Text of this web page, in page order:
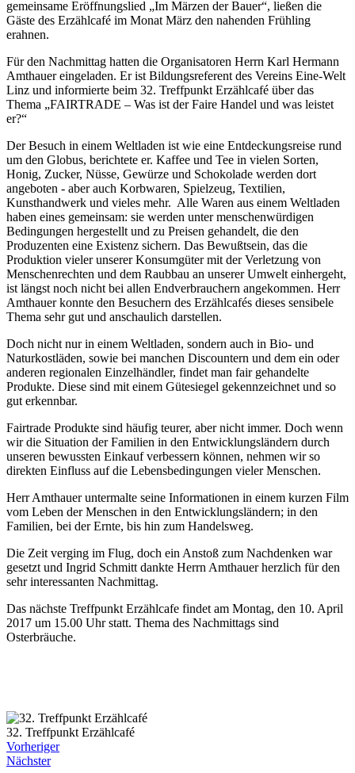
gemeinsame Eröffnungslied „Im Märzen der Bauer“, ließen die
Gäste des Erzählcafé im Monat März den nahenden Frühling
erahnen.
Für den Nachmittag hatten die Organisatoren Herrn Karl Hermann
Amthauer eingeladen. Er ist Bildungsreferent des Vereins Eine-Welt
Linz und informierte beim 32. Treffpunkt Erzählcafé über das
Thema „FAIRTRADE – Was ist der Faire Handel und was leistet
er?“
Der Besuch in einem Weltladen ist wie eine Entdeckungsreise rund
um den Globus, berichtete er. Kaffee und Tee in vielen Sorten,
Honig, Zucker, Nüsse, Gewürze und Schokolade werden dort
angeboten - aber auch Korbwaren, Spielzeug, Textilien,
Kunsthandwerk und vieles mehr. Alle Waren aus einem Weltladen
haben eines gemeinsam: sie werden unter menschenwürdigen
Bedingungen hergestellt und zu Preisen gehandelt, die den
Produzenten eine Existenz sichern. Das Bewußtsein, das die
Produktion vieler unserer Konsumgüter mit der Verletzung von
Menschenrechten und dem Raubbau an unserer Umwelt einhergeht,
ist längst noch nicht bei allen Endverbrauchern angekommen. Herr
Amthauer konnte den Besuchern des Erzählcafés dieses sensibele
Thema sehr gut und anschaulich darstellen.
Doch nicht nur in einem Weltladen, sondern auch in Bio- und
Naturkostläden, sowie bei manchen Discountern und dem ein oder
anderen regionalen Einzelhändler, findet man fair gehandelte
Produkte. Diese sind mit einem Gütesiegel gekennzeichnet und so
gut erkennbar.
Fairtrade Produkte sind häufig teurer, aber nicht immer. Doch wenn
wir die Situation der Familien in den Entwicklungsländern durch
unseren bewussten Einkauf verbessern können, nehmen wir so
direkten Einfluss auf die Lebensbedingungen vieler Menschen.
Herr Amthauer untermalte seine Informationen in einem kurzen Film
vom Leben der Menschen in den Entwicklungsländern; in den
Familien, bei der Ernte, bis hin zum Handelsweg.
Die Zeit verging im Flug, doch ein Anstoß zum Nachdenken war
gesetzt und Ingrid Schmitt dankte Herrn Amthauer herzlich für den
sehr interessanten Nachmittag.
Das nächste Treffpunkt Erzählcafe findet am Montag, den 10. April
2017 um 15.00 Uhr statt. Thema des Nachmittags sind
Osterbräuche.
32. Treffpunkt Erzählcafé
Vorheriger
Nächster